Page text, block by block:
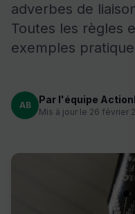
adverbes de
Toutes les règles
exemples
AB Par l'équipe
Mis à jour le 26 février